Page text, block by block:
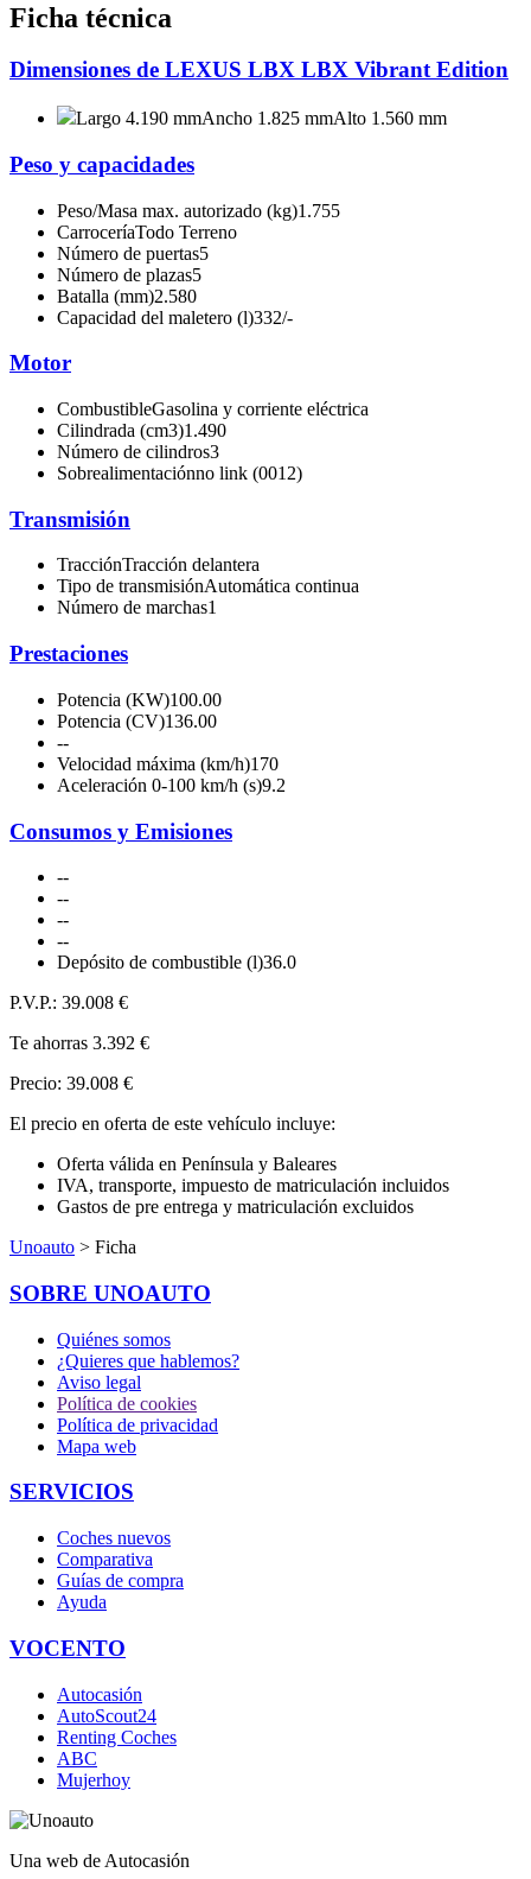
Ficha técnica
Dimensiones de LEXUS LBX LBX Vibrant Edition
Largo 4.190 mmAncho 1.825 mmAlto 1.560 mm
Peso y capacidades
Peso/Masa max. autorizado (kg)1.755
CarroceríaTodo Terreno
Número de puertas5
Número de plazas5
Batalla (mm)2.580
Capacidad del maletero (l)332/-
Motor
CombustibleGasolina y corriente eléctrica
Cilindrada (cm3)1.490
Número de cilindros3
Sobrealimentaciónno link (0012)
Transmisión
TracciónTracción delantera
Tipo de transmisiónAutomática continua
Número de marchas1
Prestaciones
Potencia (KW)100.00
Potencia (CV)136.00
--
Velocidad máxima (km/h)170
Aceleración 0-100 km/h (s)9.2
Consumos y Emisiones
--
--
--
--
Depósito de combustible (l)36.0
P.V.P.: 39.008 €
Te ahorras 3.392 €
Precio: 39.008 €
El precio en oferta de este vehículo incluye:
Oferta válida en Península y Baleares
IVA, transporte, impuesto de matriculación incluidos
Gastos de pre entrega y matriculación excluidos
Unoauto > Ficha
SOBRE UNOAUTO
Quiénes somos
¿Quieres que hablemos?
Aviso legal
Política de cookies
Política de privacidad
Mapa web
SERVICIOS
Coches nuevos
Comparativa
Guías de compra
Ayuda
VOCENTO
Autocasión
AutoScout24
Renting Coches
ABC
Mujerhoy
Una web de Autocasión